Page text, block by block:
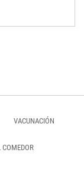
VACUNACIÓN
COMEDOR